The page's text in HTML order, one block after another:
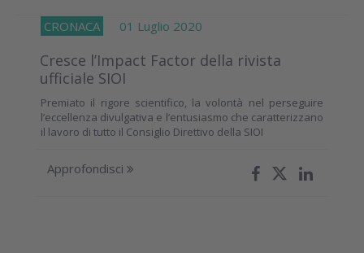
CRONACA 01 Luglio 2020
Cresce l’Impact Factor della rivista
ufficiale SIOI
Premiato il rigore scientifico, la volontà nel perseguire
l’eccellenza divulgativa e l’entusiasmo che caratterizzano
il lavoro di tutto il Consiglio Direttivo della SIOI
Approfondisci